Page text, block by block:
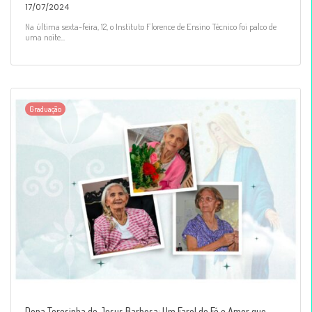
17/07/2024
Na última sexta-feira, 12, o Instituto Florence de Ensino Técnico foi palco de
uma noite...
Graduação